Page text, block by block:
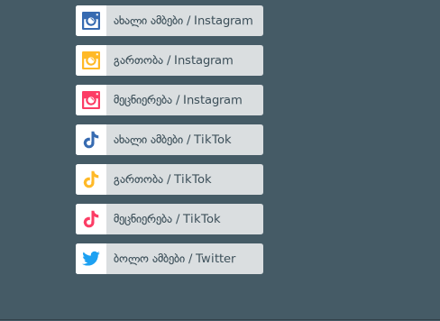
ახალი ამბები / Instagram
გართობა / Instagram
მეცნიერება / Instagram
ახალი ამბები / TikTok
გართობა / TikTok
მეცნიერება / TikTok
ბოლო ამბები / Twitter